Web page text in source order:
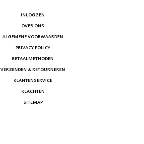
INLOGGEN
OVER ONS
ALGEMENE VOORWAARDEN
PRIVACY POLICY
BETAALMETHODEN
VERZENDEN & RETOURNEREN
KLANTENSERVICE
KLACHTEN
SITEMAP